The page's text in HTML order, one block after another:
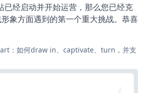
经启动并开始运营，那么您已经克
象方面遇到的第一个重大挑战。恭喜
：如何draw in、captivate、turn，并支